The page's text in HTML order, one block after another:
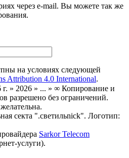
через e-mail. Вы можете так же
на условиях следующей
Attribution 4.0 International.
г. » 2026 » ... » ∞ Копирование и
разрешено без ограничений.
секта ".светильnick". Логотип:
Sarkor Telecom
услуги).